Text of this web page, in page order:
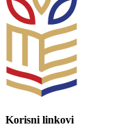
Korisni linkovi